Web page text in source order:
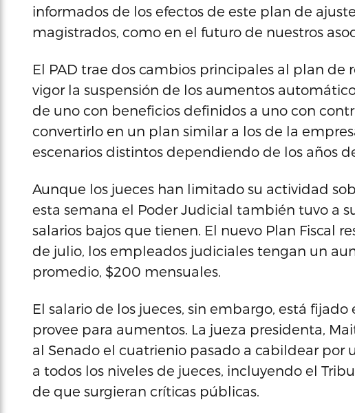
informados de los efectos de este plan de
magistrados, como en el futuro de nuestros
El PAD trae dos cambios principales al plan de
vigor la suspensión de los aumentos
de uno con beneficios definidos a uno con
convertirlo en un plan similar a los de la
escenarios distintos dependiendo de los años
Aunque los jueces han limitado su actividad
esta semana el Poder Judicial también tuvo a
salarios bajos que tienen. El nuevo Plan Fiscal
de julio, los empleados judiciales tengan un
promedio, $200 mensuales.
El salario de los jueces, sin embargo, está
provee para aumentos. La jueza presidenta,
al Senado el cuatrienio pasado a cabildear
a todos los niveles de jueces, incluyendo el
de que surgieran críticas públicas.